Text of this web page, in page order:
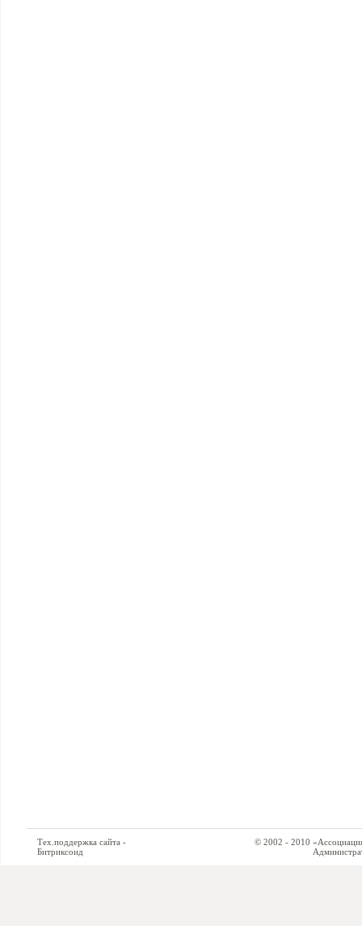
Тех.поддержка сайта -
Битриксоид
© 2002 - 2010 «Ассоциация